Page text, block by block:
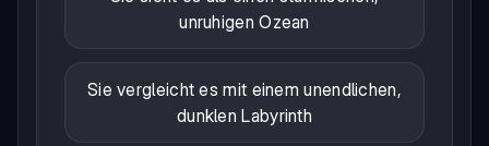
unruhigen Ozean
Sie vergleicht es mit einem unendlichen,
dunklen Labyrinth